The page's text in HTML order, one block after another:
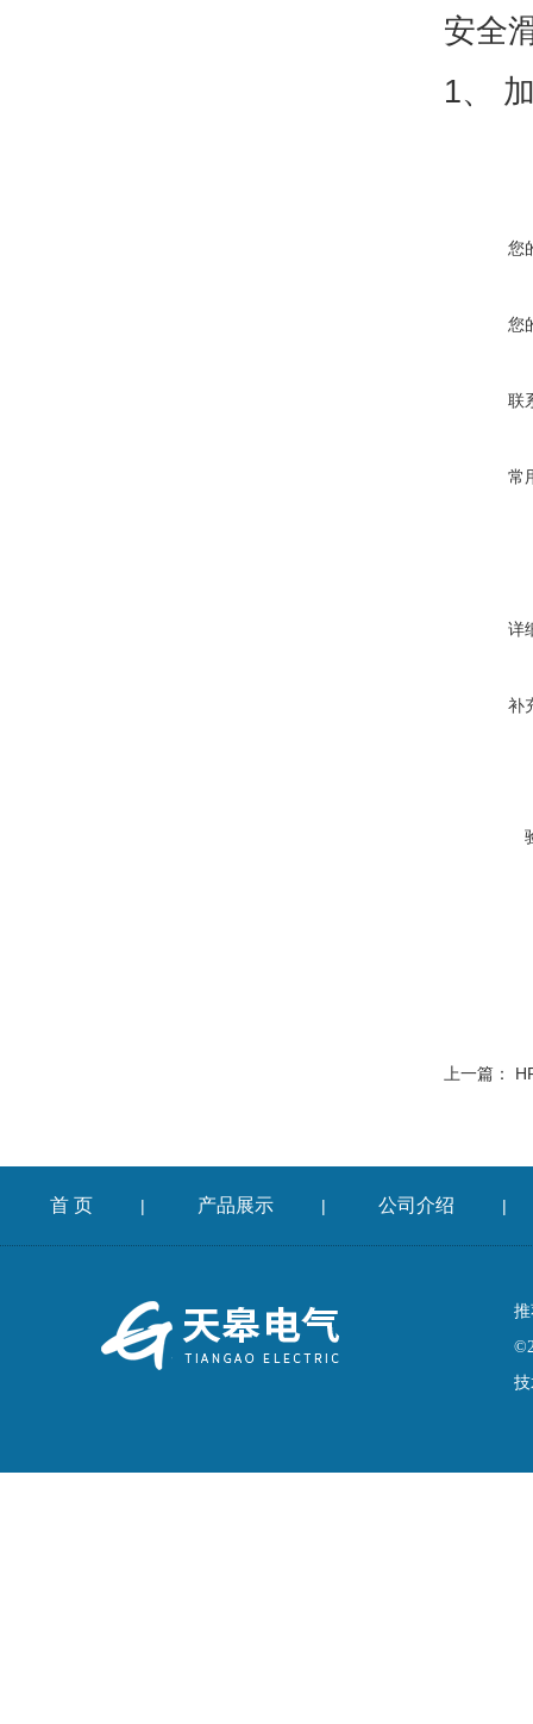
安全
1、
您
您
联
常
详
补
上一篇：
首 页 | 产品展示 | 公司介绍 |